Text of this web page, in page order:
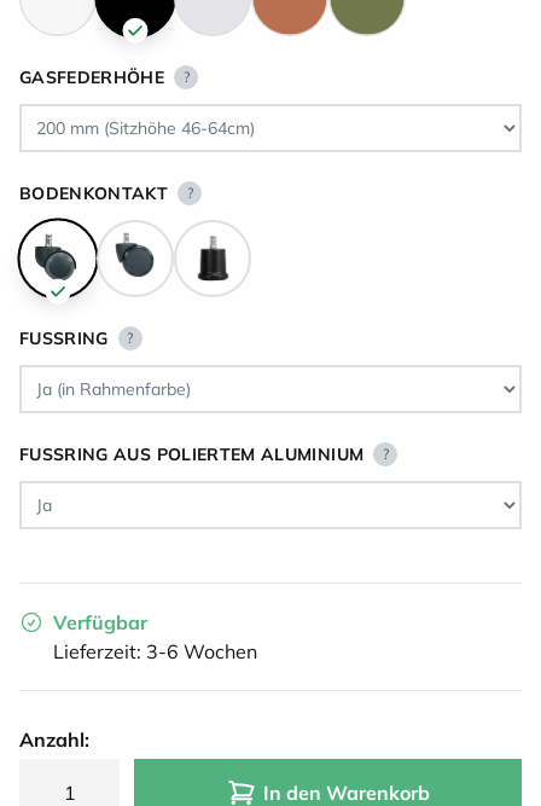
GASFEDERHÖHE ?
BODENKONTAKT ?
FUSSRING ?
FUSSRING AUS POLIERTEM ALUMINIUM ?
Verfügbar
Lieferzeit: 3-6 Wochen
Anzahl:
In den Warenkorb